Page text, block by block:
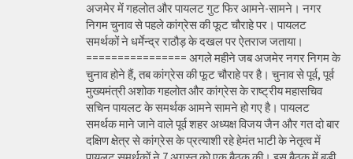
अजमेर में गहलोत और पायलट गुट फिर आमने-सामने। नगर
निगम चुनाव से पहले कांग्रेस की फूट चौराहे पर। पायलट
समर्थकों ने धर्मेन्द्र राठौड़ के दखल पर ऐतराज जताया।
================ अगले महीने जब अजमेर नगर निगम के
चुनाव होने हैं, तब कांग्रेस की फूट चौराहे पर है। चुनाव से पूर्व, पूर्व
मुख्यमंत्री अशोक गहलोत और कांग्रेस के राष्ट्रीय महासचिव
सचिन पायलट के समर्थक आमने सामने हो गए है। पायलट
समर्थक माने जाने वाले पूर्व शहर अध्यक्ष विजय जैन और गत दो बार
दक्षिण क्षेत्र से कांग्रेस के प्रत्याशी रहे हेमंत भाटी के नेतृत्व में